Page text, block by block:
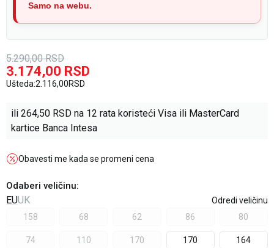
Samo na webu.
5.290,00 RSD
3.174,00 RSD
Ušteda:2.116,00RSD
ili 264,50 RSD na 12 rata koristeći Visa ili MasterCard
kartice Banca Intesa
Obavesti me kada se promeni cena
Odaberi veličinu:
EUUK
Odredi veličinu
158
68 62 86 80
74 110 170 170 164